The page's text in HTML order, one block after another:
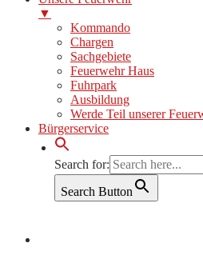
▼
Kommando
Chargen
Sachgebiete
Feuerwehr Haus
Fuhrpark
Ausbildung
Werde Teil unserer
Bürgerservice
Search for:
Search Button